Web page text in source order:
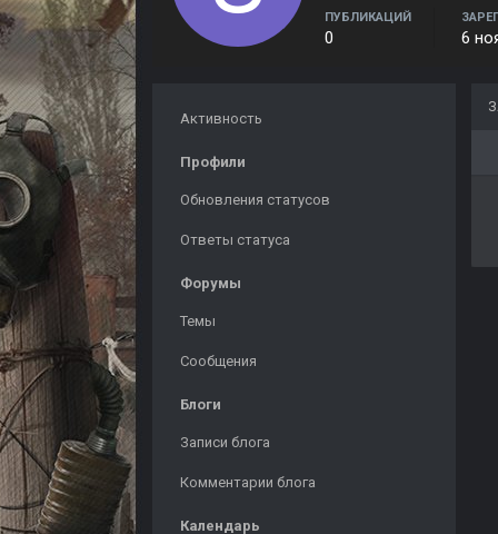
ПУБЛИКАЦИЙ
0 6
Активность
Профили
Обновления статусов
Ответы статуса
Форумы
Темы
Сообщения
Блоги
Записи блога
Комментарии блога
Календарь